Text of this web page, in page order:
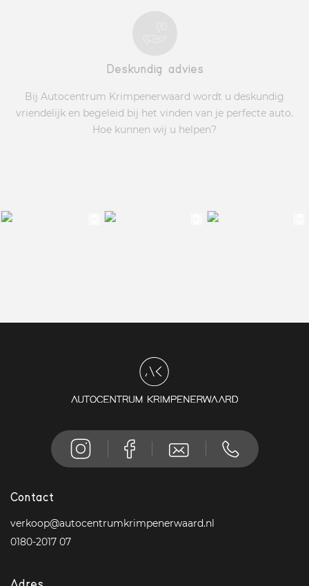
Deskundig advies
Bij Autocentrum Krimpenerwaard wordt u deskundig
vriendelijk en begeleid bij het vinden van je perfecte auto.
Hoe kunnen wij u helpen?
Contact
verkoop@autocentrumkrimpenerwaard.nl
0180-2017 07